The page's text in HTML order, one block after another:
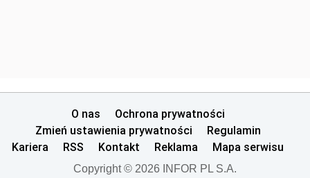
O nas
Ochrona prywatności
Zmień ustawienia prywatności
Regulamin
Kariera
RSS Kontakt Reklama Mapa serwisu
Copyright © 2026 INFOR PL S.A.